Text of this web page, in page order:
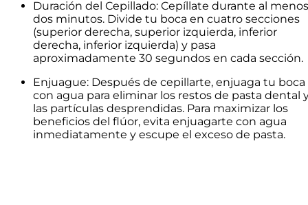
Duración del Cepillado: Cepíllate durante al menos
dos minutos. Divide tu boca en cuatro secciones
(superior derecha, superior izquierda, inferior
derecha, inferior izquierda) y pasa
aproximadamente 30 segundos en cada sección.
Enjuague: Después de cepillarte, enjuaga tu boca
con agua para eliminar los restos de pasta dental
las partículas desprendidas. Para maximizar los
beneficios del flúor, evita enjuagarte con agua
inmediatamente y escupe el exceso de pasta.